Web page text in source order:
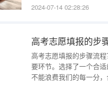
备考圈不浪费您的每一
愿填报步骤第一
2024-07-14 02:28:26
高考志愿填报的步
高考志愿填报的步骤流
要环节。选择了一个合
不能浪费我们的每一分